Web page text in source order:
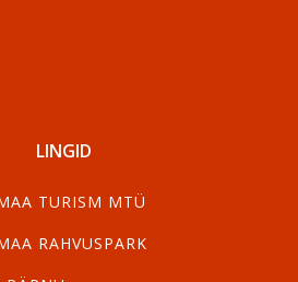
LINGID
TURISM MTÜ
RAHVUSPARK